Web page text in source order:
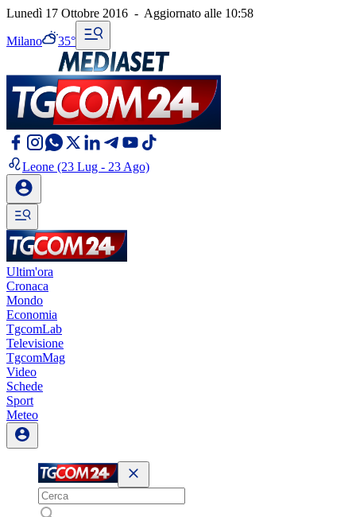
Lunedì 17 Ottobre 2016 - Aggiornato alle 10:58
Milano 35°
Leone (23 Lug - 23 Ago)
Ultim'ora
Cronaca
Mondo
Economia
TgcomLab
Televisione
TgcomMag
Video
Schede
Sport
Meteo